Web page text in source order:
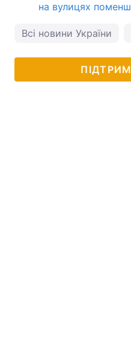
на вулицях
Всі новини України